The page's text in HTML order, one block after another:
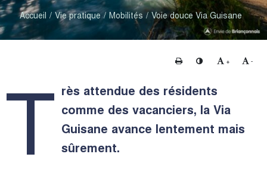
Accueil Vie pratique Mobilités Voie douce Via Guisane
Imprimer Changer le contraste
+ Agrandir le
-
T rès attendue des résidents
comme des vacanciers, la Via
Guisane avance lentement mais
sûrement.